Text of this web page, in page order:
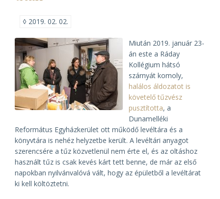
◊ 2019. 02. 02.
Miután 2019. január 23-
án este a Ráday
Kollégium hátsó
szárnyát komoly,
halálos áldozatot is
követelő tűzvész
pusztította, a
Dunamelléki
Református Egyházkerület ott működő levéltára és a
könyvtára is nehéz helyzetbe került. A levéltári anyagot
szerencsére a tűz közvetlenül nem érte el, és az oltáshoz
használt tűz is csak kevés kárt tett benne, de már az első
napokban nyilvánvalóvá vált, hogy az épületből a levéltárat
ki kell költöztetni.